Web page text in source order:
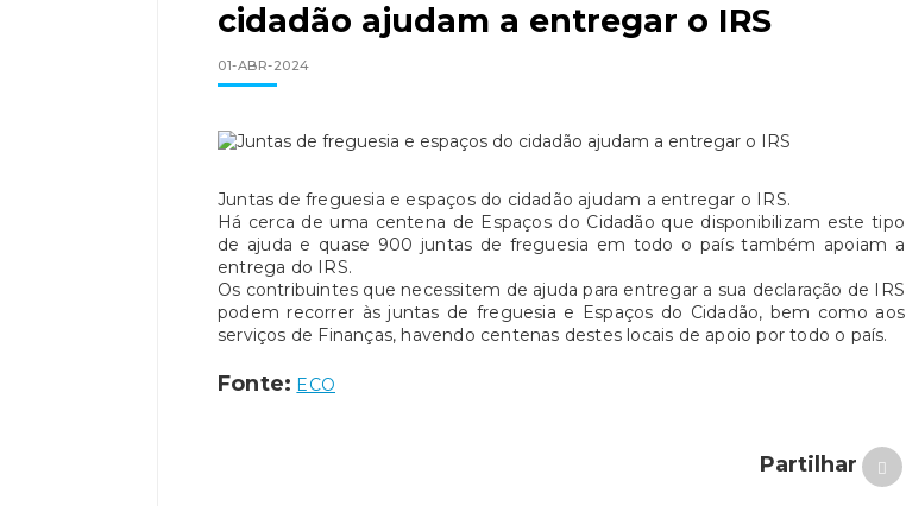
cidadão ajudam a entregar o IRS
01-ABR-2024
Juntas de freguesia e espaços do cidadão ajudam a entregar o IRS.
Há cerca de uma centena de Espaços do Cidadão que disponibilizam este tipo
de ajuda e quase 900 juntas de freguesia em todo o país também apoiam a
entrega do IRS.
Os contribuintes que necessitem de ajuda para entregar a sua declaração de IRS
podem recorrer às juntas de freguesia e Espaços do Cidadão, bem como aos
serviços de Finanças, havendo centenas destes locais de apoio por todo o país.
Fonte: ECO
Partilhar